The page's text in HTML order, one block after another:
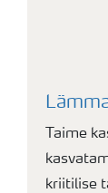
Taime
kriitilise